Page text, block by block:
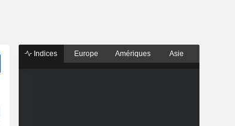
Indices Europe Amériques Asie